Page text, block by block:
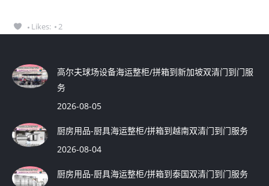
Likes: 2
高尔夫球场设备海运整柜/拼箱到新加坡双清门到门服
务
2026-08-05
厨房用品-厨具海运整柜/拼箱到越南双清门到门服务
2026-08-04
厨房用品-厨具海运整柜/拼箱到泰国双清门到门服务